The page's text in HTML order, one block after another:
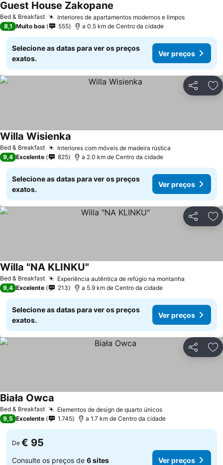
Bed & Breakfast Interiores de apartamentos modernos e limposVer
Guest House Zakopane
8,1 Muito boa 555 a 0.5 km de Centro da cidade
Selecione as datas para ver os preços
exatos.
Ver preços
Partilhar
Bed & Breakfast Interiores com móveis de madeira rústica
Willa Wisienka
9,4 Excelente 825 a 2.0 km de Centro da cidade
Selecione as datas para ver os preços
exatos.
Ver preços
Partilhar
Bed & Breakfast Experiência autêntica de refúgio na montanha
Willa "NA KLINKU"
9,4 Excelente 213 a 5.9 km de Centro da cidade
Selecione as datas para ver os preços
exatos.
Ver preços
Partilhar
Bed & Breakfast Elementos de design de quarto únicosVer preços
Biała Owca
9,5 Excelente 1.745 a 1.7 km de Centro da cidade
De € 95
Consulte os preços de 6 sites Ver preços